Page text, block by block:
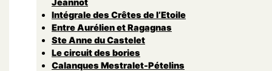
Intégrale des Crêtes de l’Etoile
Entre Aurélien et Ragagnas
Ste Anne du Castelet
Le circuit des bories
Calanques Mestralet-Pételins